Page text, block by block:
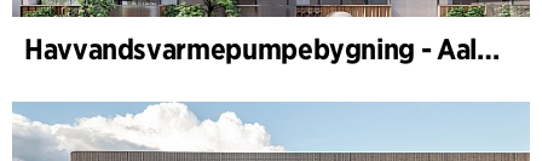
Havvandsvarmepumpebygning - Aalborg Forsyning